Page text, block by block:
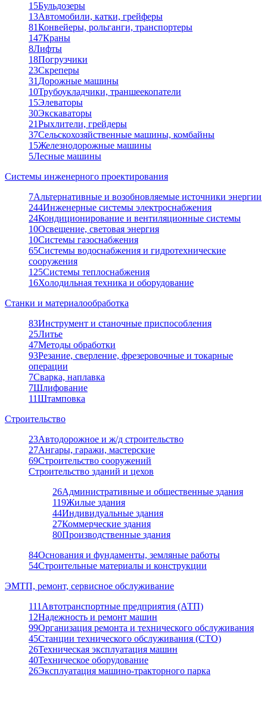
15Бульдозеры
13Автомобили, катки, грейферы
81Конвейеры, рольганги, транспортеры
147Краны
8Лифты
18Погрузчики
23Скреперы
31 Дорожные машины
10Трубоукладчики, траншеекопатели
15Элеваторы
30Экскаваторы
21Рыхлители, грейдеры
37Сельскохозяйственные машины, комбайны
15Железнодорожные машины
5Лесные машины
Системы инженерного проектирования
7Альтернативные и возобновляемые источники энергии
244Инженерные системы электроснабжения
24Кондиционирование и вентиляционные системы
10Освещение, световая энергия
10Системы газоснабжения
65Системы водоснабжения и гидротехнические
сооружения
125Системы теплоснабжения
16Холодильная техника и оборудование
Станки и материалообработка
83Инструмент и станочные приспособления
25Литье
47Методы обработки
93Резание, сверление, фрезеровочные и токарные
операции
7Сварка, наплавка
7Шлифование
11Штамповка
Строительство
23Автодорожное и ж/д строительство
27Ангары, гаражи, мастерские
69Строительство сооружений
Строительство зданий и цехов
26Административные и общественные здания
119Жилые здания
44Индивидуальные здания
27Коммерческие здания
80Производственные здания
84Основания и фундаменты, земляные работы
54Строительные материалы и конструкции
ЭМТП, ремонт, сервисное обслуживание
111 Автотранспортные предприятия (АТП)
12Надежность и ремонт машин
99Организация ремонта и технического обслуживания
45Станции технического обслуживания (СТО)
26Техническая эксплуатация машин
40Техническое оборудование
26Эксплуатация машино-тракторного парка